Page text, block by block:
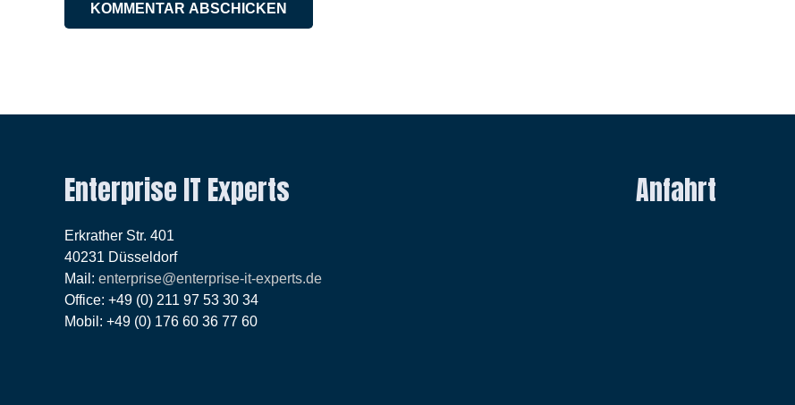
KOMMENTAR ABSCHICKEN
Enterprise IT Experts
Erkrather Str. 401
40231 Düsseldorf
Mail: enterprise@enterprise-it-experts.de
Office: +49 (0) 211 97 53 30 34
Mobil: +49 (0) 176 60 36 77 60
Anfahrt